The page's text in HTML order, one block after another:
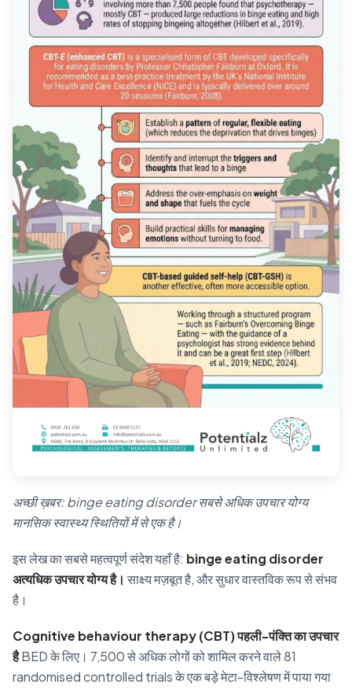
अच्छी ख़बर: binge eating disorder सबसे अधिक उपचार योग्य
मानसिक स्वास्थ्य स्थितियों में से एक है।
इस लेख का सबसे महत्वपूर्ण संदेश यहाँ है: binge eating disorder
अत्यधिक उपचार योग्य है। साक्ष्य मज़बूत है, और सुधार वास्तविक रूप से संभव
है।
Cognitive behaviour therapy (CBT) पहली-पंक्ति का उपचार
हैBED के लिए। 7,500 से अधिक लोगों को शामिल करने वाले 81
randomised controlled trials के एक बड़े मेटा-विश्लेषण में पाया गया